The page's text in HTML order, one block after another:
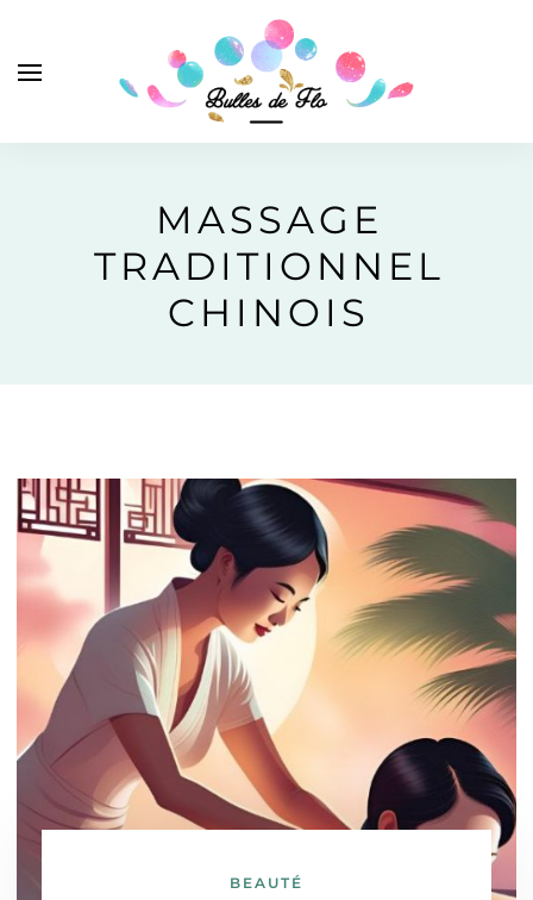
MASSAGE
TRADITIONNEL
CHINOIS
BEAUTÉ